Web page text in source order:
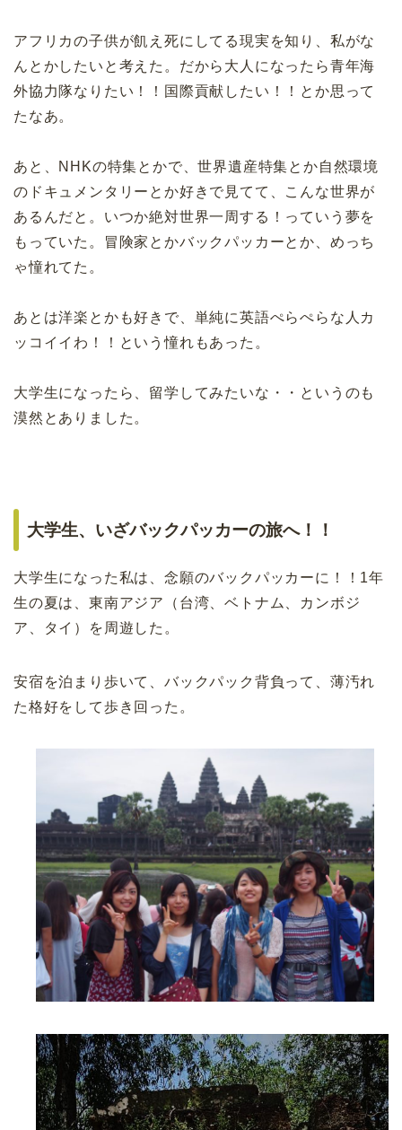
アフリカの子供が飢え死にしてる現実を知り、私がな
んとかしたいと考えた。だから大人になったら青年海
外協力隊なりたい！！国際貢献したい！！とか思って
たなあ。
あと、NHKの特集とかで、世界遺産特集とか自然環境
のドキュメンタリーとか好きで見てて、こんな世界が
あるんだと。いつか絶対世界一周する！っていう夢を
もっていた。冒険家とかバックパッカーとか、めっち
ゃ憧れてた。
あとは洋楽とかも好きで、単純に英語ぺらぺらな人カ
ッコイイわ！！という憧れもあった。
大学生になったら、留学してみたいな・・というのも
漠然とありました。
大学生、いざバックパッカーの旅へ！！
大学生になった私は、念願のバックパッカーに！！1年
生の夏は、東南アジア（台湾、ベトナム、カンボジ
ア、タイ）を周遊した。
安宿を泊まり歩いて、バックパック背負って、薄汚れ
た格好をして歩き回った。